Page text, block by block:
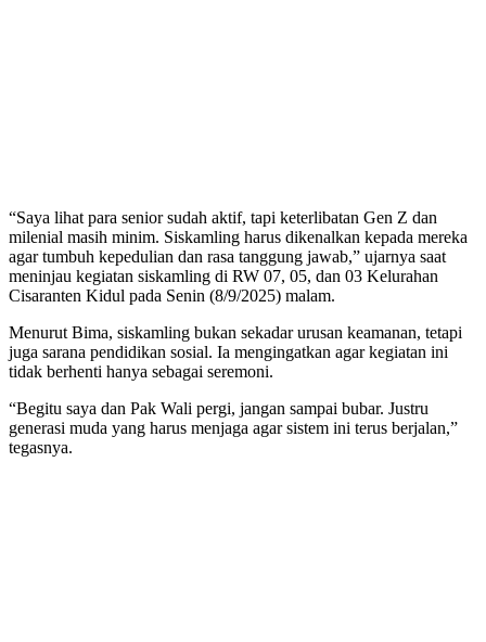
“Saya lihat para senior sudah aktif, tapi keterlibatan Gen Z dan
milenial masih minim. Siskamling harus dikenalkan kepada mereka
agar tumbuh kepedulian dan rasa tanggung jawab,” ujarnya saat
meninjau kegiatan siskamling di RW 07, 05, dan 03 Kelurahan
Cisaranten Kidul pada Senin (8/9/2025) malam.
Menurut Bima, siskamling bukan sekadar urusan keamanan, tetapi
juga sarana pendidikan sosial. Ia mengingatkan agar kegiatan ini
tidak berhenti hanya sebagai seremoni.
“Begitu saya dan Pak Wali pergi, jangan sampai bubar. Justru
generasi muda yang harus menjaga agar sistem ini terus berjalan,”
tegasnya.